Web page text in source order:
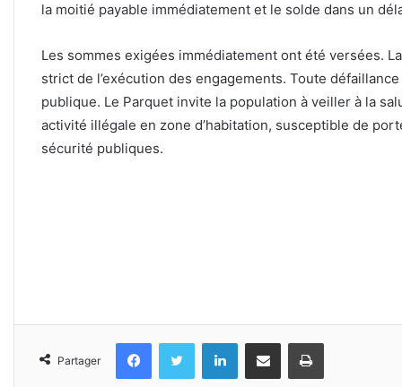
la moitié payable immédiatement et le solde dans un
Les sommes exigées immédiatement ont été versées.
strict de l’exécution des engagements. Toute
publique. Le Parquet invite la population à veiller à la
activité illégale en zone d’habitation, susceptible de
sécurité publiques.
Partager
FacebookTwitter LinkedinPartager par email Imprimer